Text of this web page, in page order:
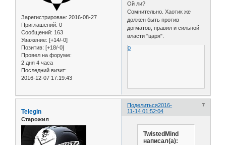
Зарегистрирован: 2016-08-27
Приглашений: 0
Сообщений: 163
Уважение: [+14/-0]
Позитив: [+18/-0]
Провел на форуме:
2 дня 4 часа
Последний визит:
2016-12-07 17:19:43
Ой ли?
Сомнительно. Хаотик же
должен быть против
догматов, правил и сильной
власти "царя".
0
Поделиться 7
2016-
11-14 01:52:04
Telegin
Старожил
TwistedMind
написал(а):